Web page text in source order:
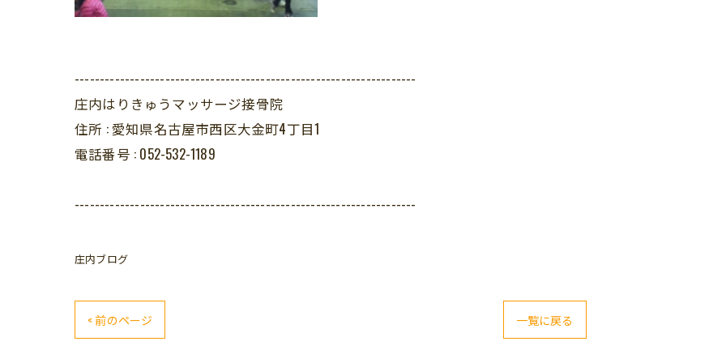
--------------------------------------------------------------------
庄内はりきゅうマッサージ接骨院
住所 : 愛知県名古屋市西区大金町4丁目1
電話番号 : 052-532-1189
--------------------------------------------------------------------
庄内ブログ
< 前のページ 一覧に戻る